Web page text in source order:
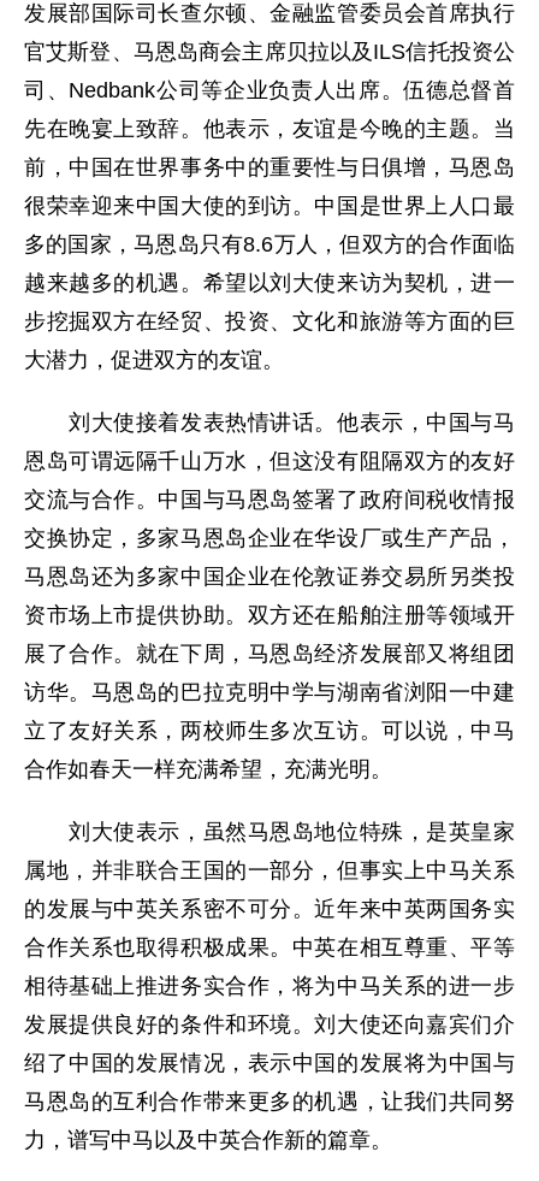
发展部国际司长查尔顿、金融监管委员会首席执行
官艾斯登、马恩岛商会主席贝拉以及ILS信托投资公
司、Nedbank公司等企业负责人出席。伍德总督首
先在晚宴上致辞。他表示，友谊是今晚的主题。当
前，中国在世界事务中的重要性与日俱增，马恩岛
很荣幸迎来中国大使的到访。中国是世界上人口最
多的国家，马恩岛只有8.6万人，但双方的合作面临
越来越多的机遇。希望以刘大使来访为契机，进一
步挖掘双方在经贸、投资、文化和旅游等方面的巨
大潜力，促进双方的友谊。
刘大使接着发表热情讲话。他表示，中国与马
恩岛可谓远隔千山万水，但这没有阻隔双方的友好
交流与合作。中国与马恩岛签署了政府间税收情报
交换协定，多家马恩岛企业在华设厂或生产产品，
马恩岛还为多家中国企业在伦敦证券交易所另类投
资市场上市提供协助。双方还在船舶注册等领域开
展了合作。就在下周，马恩岛经济发展部又将组团
访华。马恩岛的巴拉克明中学与湖南省浏阳一中建
立了友好关系，两校师生多次互访。可以说，中马
合作如春天一样充满希望，充满光明。
刘大使表示，虽然马恩岛地位特殊，是英皇家
属地，并非联合王国的一部分，但事实上中马关系
的发展与中英关系密不可分。近年来中英两国务实
合作关系也取得积极成果。中英在相互尊重、平等
相待基础上推进务实合作，将为中马关系的进一步
发展提供良好的条件和环境。刘大使还向嘉宾们介
绍了中国的发展情况，表示中国的发展将为中国与
马恩岛的互利合作带来更多的机遇，让我们共同努
力，谱写中马以及中英合作新的篇章。